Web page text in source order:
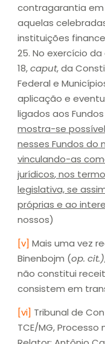
contragarantia em
aquelas
instituições
25. No exercício
18,caput, da
Federal e
aplicação e
ligados aos
mostra-se
nesses Fundos do
vinculando-as
jurídicos, nos
legislativa, se
próprias e ao
nossos)
[v] Mais uma vez
Binenbojm (op. cit.)
não constitui
consistem em
[vi] Tribunal de
TCE/MG, Processo